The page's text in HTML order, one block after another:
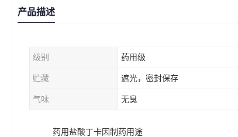
产品描述
级别 药用级
贮藏 遮光，密封保存
气味 无臭
药用盐酸丁卡因制药用途